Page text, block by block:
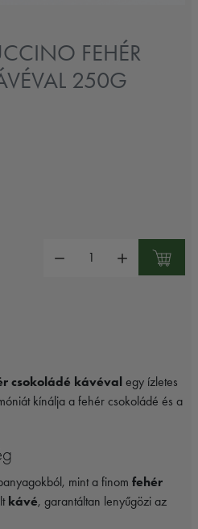
FEHÉR
250G
csokoládé kávéval egy ízletes
kínálja a fehér csokoládé és a
mint a finom fehér
kávé, garantáltan lenyűgözi az